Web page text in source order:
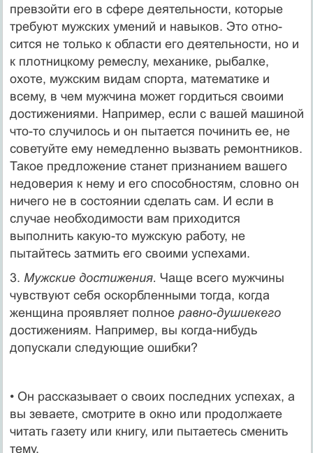
превзойти его в сфере деятель­ности, которые
требуют мужских умений и навыков. Это отно­
сится не только к области его деятельности, но и
к плотницко­му ремеслу, механике, рыбалке,
охоте, мужским видам спорта, математике и
всему, в чем мужчина может гордиться своими
достижениями. Например, если с вашей машиной
что-то слу­чилось и он пытается починить ее, не
советуйте ему немедленно вызвать ремонтников.
Такое предложение станет признанием вашего
недоверия к нему и его способностям, словно он
ничего не в состоянии сделать сам. И если в
случае необходимости вам приходится
выполнить какую-то мужскую работу, не
пытайтесь затмить его своими успехами.
3. Мужские достижения. Чаще всего мужчины
чувствуют себя оскорбленными тогда, когда
женщина проявляет полное равно-душиекего
достижениям. Например, вы когда-нибудь
допускали следующие ошибки?
• Он рассказывает о своих последних успехах, а
вы зеваете, смотрите в окно или продолжаете
читать газету или кни­гу, или пытаетесь сменить
тему.